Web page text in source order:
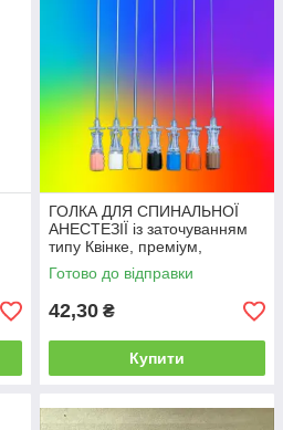
ГОЛКА ДЛЯ СПИНАЛЬНОЇ
АНЕСТЕЗІЇ із заточуванням
типу Квінке, преміум,
"ALEXFARM",23G(0.60*90мм)
Готово до відправки
42,30 ₴
Купити